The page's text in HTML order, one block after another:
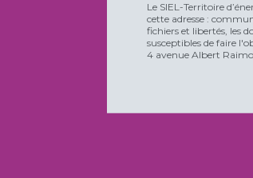
Le SIEL-Territoire
cette adresse :
fichiers et libertés, les
susceptibles de faire
4 avenue Albert